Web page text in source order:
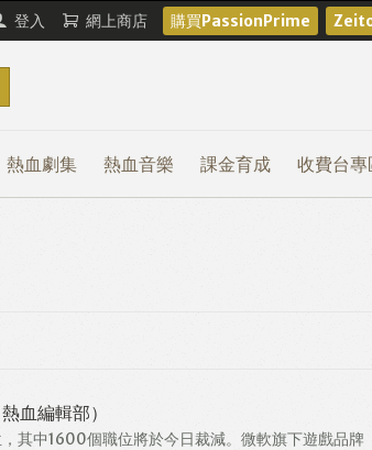
登入 網上商店 購買PassionPrime
熱血劇集 熱血音樂 課金育成 收費台專
血編輯部）
其中1600個職位將於今日裁減。微軟旗下遊戲品牌